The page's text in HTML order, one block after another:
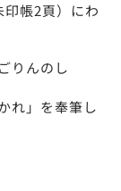
帳2頁）にわ
りんのし
れ」を奉筆し